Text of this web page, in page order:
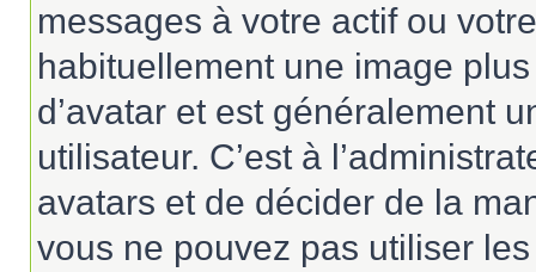
messages à votre actif ou
habituellement une image
d’avatar et est généralement
utilisateur. C’est à
avatars et de décider de la
vous ne pouvez pas utiliser